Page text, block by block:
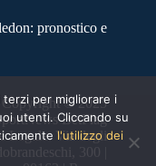
pronostico e
Copyright © 2025
BetFlag
Legale: Via degli
300 |
per migliorare i
utenti. Cliccando su
l'utilizzo dei